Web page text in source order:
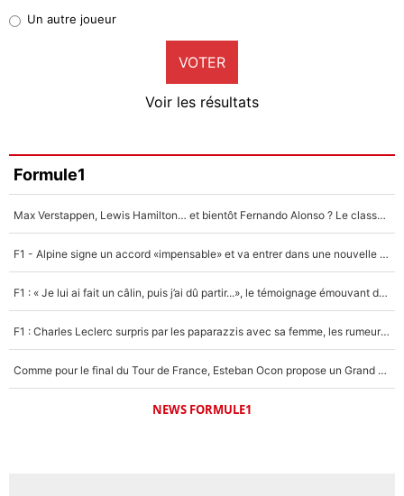
9%
Faris Moumbagna
4%
Un autre joueur
5%
Un autre joueur
VOTER
Voir les résultats
Formule1
Max Verstappen, Lewis Hamilton… et bientôt Fernando Alonso ? Le classement des pilotes les mieux payés en Formule 1 risque de changer !
F1 - Alpine signe un accord «impensable» et va entrer dans une nouvelle dimension : Grande nouvelle pour Pierre Gasly !
F1 : « Je lui ai fait un câlin, puis j’ai dû partir...», le témoignage émouvant de Max Verstappen sur sa fille
F1 : Charles Leclerc surpris par les paparazzis avec sa femme, les rumeurs étaient vraies !
Comme pour le final du Tour de France, Esteban Ocon propose un Grand Prix de Formule 1 à Paris : «Autour de l’Arc de Triomphe, ce serait génial» !
NEWS FORMULE1